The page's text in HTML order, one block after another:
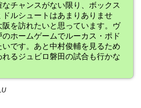
チャンスがない限り、ボックス
ドルシュートはあまりありませ
阪を訪れたいと思っています。ヴ
のホームゲームでルーカス・ポド
いです。あと中村俊輔を見るため
れるジュビロ磐田の試合も行かな